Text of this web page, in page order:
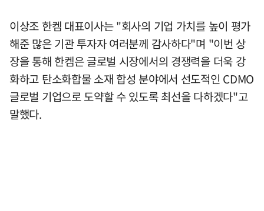
이상조 한켐 대표이사는 "회사의 기업 가치를 높이 평가
해준 많은 기관 투자자 여러분께 감사하다"며 "이번 상
장을 통해 한켐은 글로벌 시장에서의 경쟁력을 더욱 강
화하고 탄소화합물 소재 합성 분야에서 선도적인 CDMO
글로벌 기업으로 도약할 수 있도록 최선을 다하겠다"고
말했다.